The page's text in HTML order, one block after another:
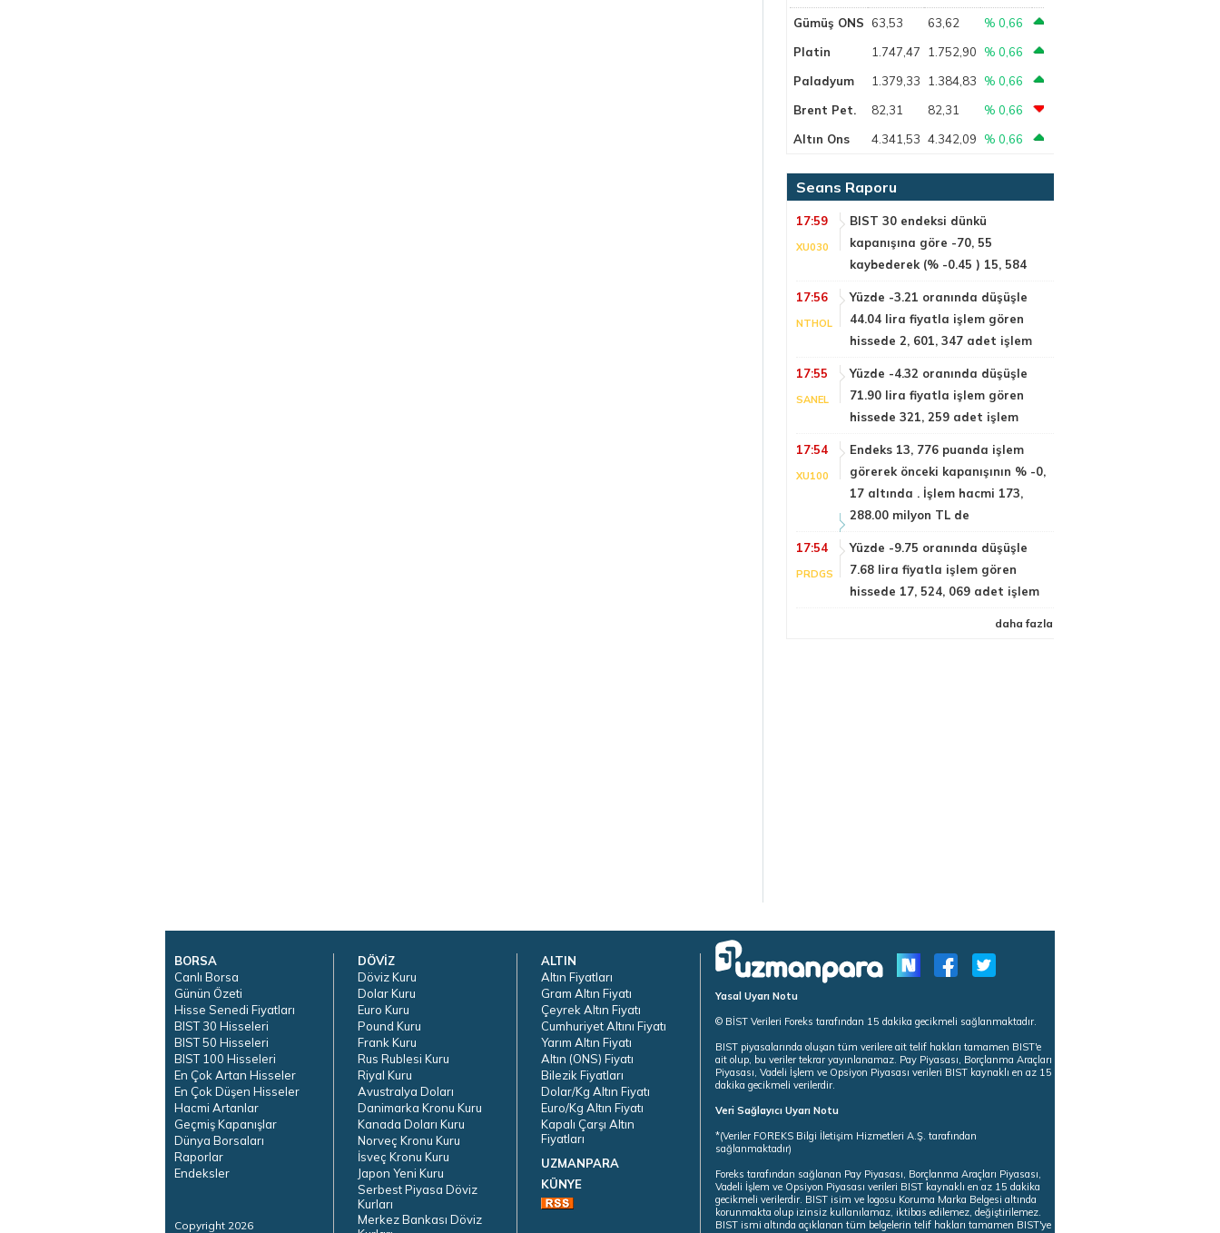
Gümüş ONS 63,53 63,62
% 0,66
Platin
1.747,47 1.752,90
% 0,66
Paladyum
1.379,33 1.384,83
% 0,66
Brent Pet.
82,31 82,31
% 0,66
Altın Ons
4.341,53 4.342,09 % 0,66
Seans Raporu
17:59
XU030
BIST 30 endeksi dünkü
kapanışına göre -70, 55
kaybederek (% -0.45 ) 15, 584
17:56
NTHOL
Yüzde -3.21 oranında düşüşle
44.04 lira fiyatla işlem gören
hissede 2, 601, 347 adet işlem
17:55
SANEL
Yüzde -4.32 oranında düşüşle
71.90 lira fiyatla işlem gören
hissede 321, 259 adet işlem
17:54
XU100
Endeks 13, 776 puanda işlem
görerek önceki kapanışının % -0,
17 altında . İşlem hacmi 173,
288.00 milyon TL de
17:54
PRDGS
Yüzde -9.75 oranında düşüşle
7.68 lira fiyatla işlem gören
hissede 17, 524, 069 adet işlem
daha fazla
BORSA
Canlı Borsa
Günün Özeti
Hisse Senedi Fiyatları
BIST 30 Hisseleri
BIST 50 Hisseleri
BIST 100 Hisseleri
En Çok Artan Hisseler
En Çok Düşen Hisseler
Hacmi Artanlar
Geçmiş Kapanışlar
Dünya Borsaları
Raporlar
Endeksler
Copyright 2026
DÖVİZ
Döviz Kuru
Dolar Kuru
Euro Kuru
Pound Kuru
Frank Kuru
Rus Rublesi Kuru
Riyal Kuru
Avustralya Doları
Danimarka Kronu Kuru
Kanada Doları Kuru
Norveç Kronu Kuru
İsveç Kronu Kuru
Japon Yeni Kuru
Serbest Piyasa Döviz
Kurları
Merkez Bankası Döviz
ALTIN
Altın Fiyatları
Gram Altın Fiyatı
Çeyrek Altın Fiyatı
Cumhuriyet Altını Fiyatı
Yarım Altın Fiyatı
Altın (ONS) Fiyatı
Bilezik Fiyatları
Dolar/Kg Altın Fiyatı
Euro/Kg Altın Fiyatı
Kapalı Çarşı Altın
Fiyatları
UZMANPARA
KÜNYE
Yasal Uyarı Notu
© BİST Verileri Foreks tarafından 15 dakika gecikmeli sağlanmaktadır.
BIST piyasalarında oluşan tüm verilere ait telif hakları tamamen BIST'e
ait olup, bu veriler tekrar yayınlanamaz. Pay Piyasası, Borçlanma Araçları
Piyasası, Vadeli İşlem ve Opsiyon Piyasası verileri BIST kaynaklı en az 15
dakika gecikmeli verilerdir.
Veri Sağlayıcı Uyarı Notu
*(Veriler FOREKS Bilgi İletişim Hizmetleri A.Ş. tarafından
sağlanmaktadır)
Foreks tarafından sağlanan Pay Piyasası, Borçlanma Araçları Piyasası,
Vadeli İşlem ve Opsiyon Piyasası verileri BIST kaynaklı en az 15 dakika
gecikmeli verilerdir. BIST isim ve logosu Koruma Marka Belgesi altında
korunmakta olup izinsiz kullanılamaz, iktibas edilemez, değiştirilemez.
BIST ismi altında açıklanan tüm belgelerin telif hakları tamamen BIST'ye